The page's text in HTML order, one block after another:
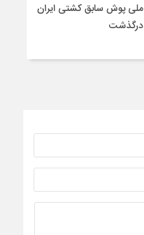
ملی پوش سابق کشتی ایران
درگذشت